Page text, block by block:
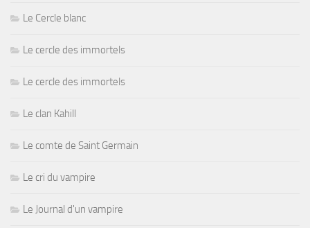
Le Cercle blanc
Le cercle des immortels
Le cercle des immortels
Le clan Kahill
Le comte de Saint Germain
Le cri du vampire
Le Journal d'un vampire